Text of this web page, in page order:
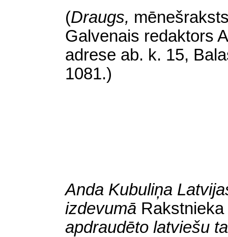
(Draugs,
Galvenais redaktors
adrese ab. k. 15,
1081.)
Anda Kubuliņa
izdevumā
apdraudēto latviešu